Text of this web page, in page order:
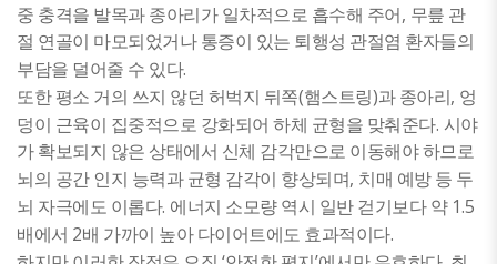
중 충격을 발목과 종아리가 일차적으로 흡수해 주어 , 무릎 관
절 연골이 마모되었거나 통증이 있는 퇴행성 관절염 환자들의
부담을 덜어줄 수 있다.
또한 평소 거의 쓰지 않던 허벅지 뒤쪽(햄스트링)과 종아리 , 엉
덩이 근육이 집중적으로 강화되어 하체 균형을 맞춰준다. 시야
가 확보되지 않은 상태에서 신체 감각만으로 이동해야 하므로
뇌의 공간 인지 능력과 균형 감각이 향상되며, 치매 예방 등 두
뇌 자극에도 이롭다. 에너지 소모량 역시 일반 걷기보다 약 1.5
배에서 2배 가까이 높아 다이어트에도 효과적이다.